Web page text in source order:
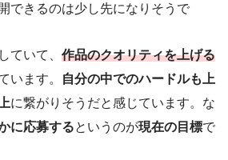
できるのは少し先になりそうで
ていて、 作品のクオリティを上げる
います。
自分の中でのハードルも上
に繋がりそうだと感じています。な
に応募するというのが現在の目標で